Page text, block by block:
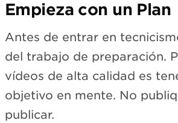
Empieza con un Plan
Antes de entrar en
del trabajo de preparación.
vídeos de alta calidad es
objetivo en mente. No
publicar.